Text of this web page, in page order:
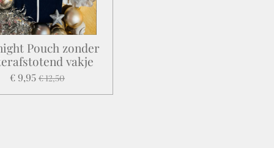
Pouch zonder
vakje
€ 9,95 € 12,50